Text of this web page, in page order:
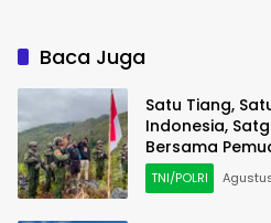
Baca Juga
Satu Tiang,
Indonesia,
Bersama
Merah Putih
TNI/POLRI